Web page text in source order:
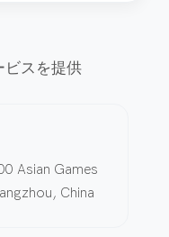
ビスを提供
Asian Games
China